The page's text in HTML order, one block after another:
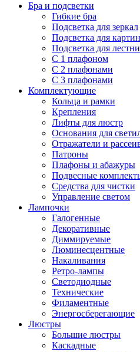
Бра и подсветки
Гибкие бра
Подсветка для зеркал
Подсветка для картин
Подсветка для
С 1 плафоном
С 2 плафонами
С 3 плафонами
Комплектующие
Кольца и рамки
Крепления
Лифты для люстр
Основания для
Отражатели и
Патроны
Плафоны и абажуры
Подвесные
Средства для чистки
Управление светом
Лампочки
Галогенные
Декоративные
Диммируемые
Люминесцентные
Накаливания
Ретро-лампы
Светодиодные
Технические
Филаментные
Энергосберегающие
Люстры
Большие люстры
Каскадные